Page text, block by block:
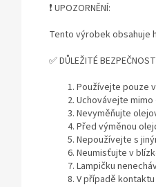
❗ UPOZORNĚNÍ:
Tento výrobek obsahuje
✅ DŮLEŽITÉ
Používejte pouze
Uchovávejte
Nevyměňujte
Před výměnou
Nepoužívejte s
Neumisťujte v
Lampičku
V případě